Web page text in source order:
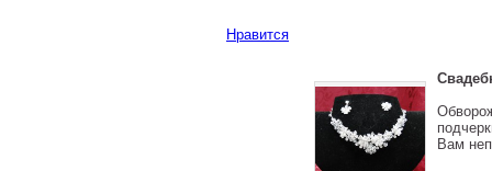
Нравится
Вам